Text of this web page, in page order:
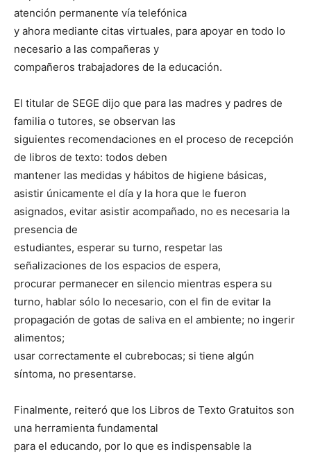
atención permanente vía telefónica
y ahora mediante citas virtuales, para apoyar en todo lo
necesario a las compañeras y
compañeros trabajadores de la educación.
El titular de SEGE dijo que para las madres y padres de
familia o tutores, se observan las
siguientes recomendaciones en el proceso de recepción
de libros de texto: todos deben
mantener las medidas y hábitos de higiene básicas,
asistir únicamente el día y la hora que le fueron
asignados, evitar asistir acompañado, no es necesaria la
presencia de
estudiantes, esperar su turno, respetar las
señalizaciones de los espacios de espera,
procurar permanecer en silencio mientras espera su
turno, hablar sólo lo necesario, con el fin de evitar la
propagación de gotas de saliva en el ambiente; no ingerir
alimentos;
usar correctamente el cubrebocas; si tiene algún
síntoma, no presentarse.
Finalmente, reiteró que los Libros de Texto Gratuitos son
una herramienta fundamental
para el educando, por lo que es indispensable la